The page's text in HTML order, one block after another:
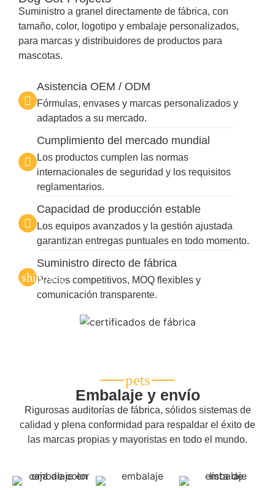
Suministro a granel directamente de fábrica, con
tamaño, color, logotipo y embalaje personalizados,
para marcas y distribuidores de productos para
mascotas.
Asistencia OEM / ODM
Fórmulas, envases y marcas personalizados y
adaptados a su mercado.
Cumplimiento del mercado mundial
Los productos cumplen las normas
internacionales de seguridad y los requisitos
reglamentarios.
Capacidad de producción estable
Los equipos avanzados y la gestión ajustada
garantizan entregas puntuales en todo momento.
Suministro directo de fábrica
Precios competitivos, MOQ flexibles y
comunicación transparente.
Embalaje y envío
Rigurosas auditorías de fábrica, sólidos sistemas de
calidad y plena conformidad para respaldar el éxito de
las marcas propias y mayoristas en todo el mundo.